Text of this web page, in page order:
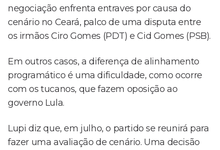
negociação enfrenta entraves por causa do
cenário no Ceará, palco de uma disputa entre
os irmãos Ciro Gomes (PDT) e Cid Gomes (PSB).
Em outros casos, a diferença de alinhamento
programático é uma dificuldade, como ocorre
com os tucanos, que fazem oposição ao
governo Lula.
Lupi diz que, em julho, o partido se reunirá para
fazer uma avaliação de cenário. Uma decisão